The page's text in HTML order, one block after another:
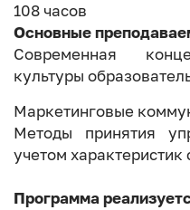
108 часов
Основные
Современная
культуры
Маркетинговые
Методы принятия
учетом характеристик
Программа